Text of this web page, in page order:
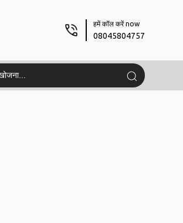
हमें कॉल करें now
08045804757